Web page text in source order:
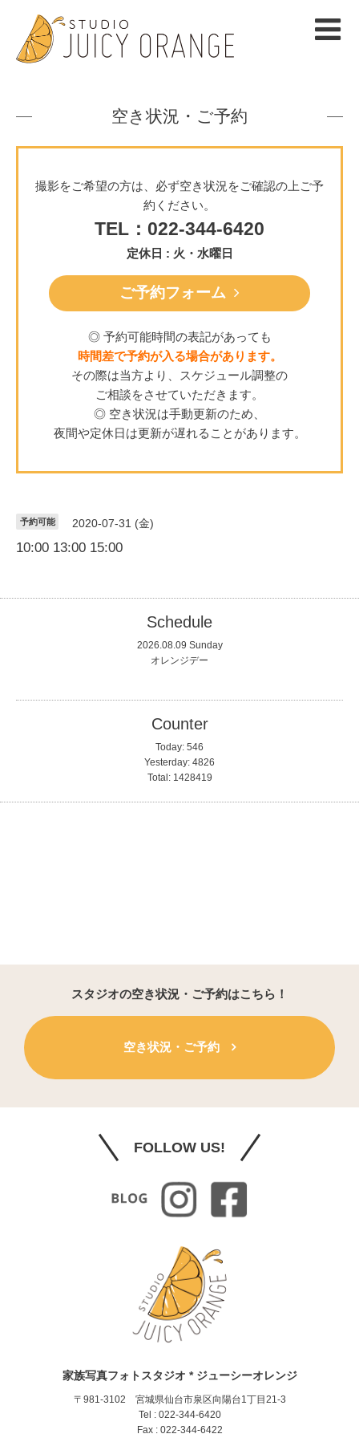
空き状況・ご予約
撮影をご希望の方は、必ず空き状況をご確認の上ご予
約ください。
TEL：022-344-6420
定休日 : 火・水曜日
ご予約フォーム
◎ 予約可能時間の表記があっても
時間差で予約が入る場合があります。
その際は当方より、スケジュール調整の
ご相談をさせていただきます。
◎ 空き状況は手動更新のため、
夜間や定休日は更新が遅れることがあります。
予約可能 2020-07-31 (金)
10:00 13:00 15:00
Schedule
2026.08.09 Sunday
オレンジデー
Counter
Today: 546
Yesterday: 4826
Total: 1428419
スタジオの空き状況・ご予約はこちら！
空き状況・ご予約
FOLLOW US!
家族写真フォトスタジオ * ジューシーオレンジ
〒981-3102 宮城県仙台市泉区向陽台1丁目21-3
Tel : 022-344-6420
Fax : 022-344-6422